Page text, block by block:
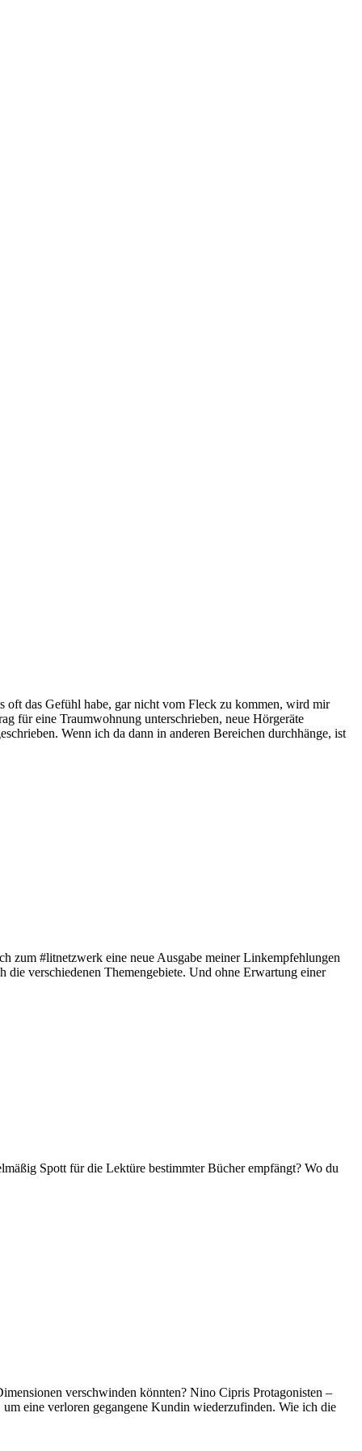
oft das Gefühl habe, gar nicht vom Fleck zu kommen, wird mir
für eine Traumwohnung unterschrieben, neue Hörgeräte
Wenn ich da dann in anderen Bereichen durchhänge, ist
zum #litnetzwerk eine neue Ausgabe meiner Linkempfehlungen
verschiedenen Themengebiete. Und ohne Erwartung einer
Spott für die Lektüre bestimmter Bücher empfängt? Wo du
verschwinden könnten? Nino Cipris Protagonisten –
eine verloren gegangene Kundin wiederzufinden. Wie ich die